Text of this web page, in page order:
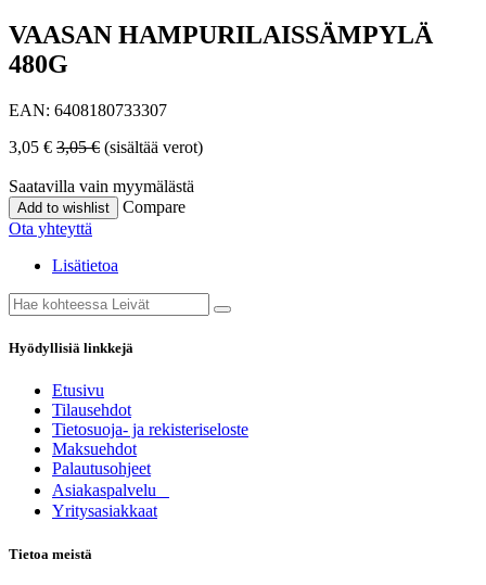
VAASAN HAMPURILAISSÄMPYLÄ
480G
EAN: 6408180733307
3,05 € 3,05€ (sisältää verot)
Saatavilla vain myymälästä
Add to wishlist
Compare
Ota yhteyttä
Lisätietoa
Hyödyllisiä linkkejä
Etusivu
Tilausehdot
Tietosuoja- ja rekisteriseloste
Maksuehdot
Palautusohjeet
Asia​k​aspalvelu
​Yritysasiakkaat
Tietoa meistä